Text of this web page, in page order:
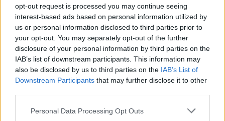
opt-out request is processed you may continue seeing
interest-based ads based on personal information utilized by
us or personal information disclosed to third parties prior to
your opt-out. You may separately opt-out of the further
disclosure of your personal information by third parties on the
IAB’s list of downstream participants. This information may
also be disclosed by us to third parties on the IAB’s List of
Downstream Participants that may further disclose it to other
Please note that this website/app uses one or more Google
Personal Data Processing Opt Outs
Ricevi le nostre ultime news
daGoogle News
Condividi l'articolo